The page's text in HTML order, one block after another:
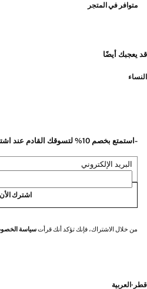
متوافر في المتجر
قد يعجبك أيضًا
النساء
-استمتع بخصم 10% لتسوقك القادم عند اشتراكك في نشرتنا الاخبارية
البريد الإلكتروني
اشترك الأن
من خلال الاشتراك، فإنك تؤكد أنك قرأتسياسة
قطر ·العربية